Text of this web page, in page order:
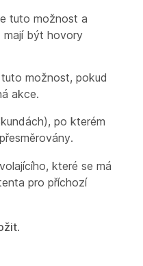
tuto možnost a
mají být hovory
možnost, pokud
akce.
po kterém
které se má
pro příchozí
.